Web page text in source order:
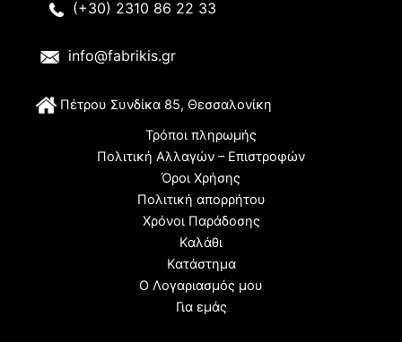
(+30) 2310 86 22 33
info@fabrikis.gr
Πέτρου Συνδίκα 85, Θεσσαλονίκη
Τρόποι πληρωμής
Πολιτική Αλλαγών – Επιστροφών
Όροι Χρήσης
Πολιτική απορρήτου
Χρόνοι Παράδοσης
Καλάθι
Κατάστημα
Ο Λογαριασμός μου
Για εμάς